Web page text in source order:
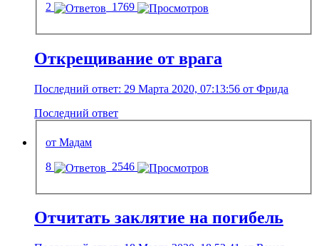
2
1769
Открещивание от врага
Последний ответ: 29 Марта 2020, 07:13:56 от Фрида
Последний ответ
от Мадам
8
2546
Отчитать заклятие на погибель